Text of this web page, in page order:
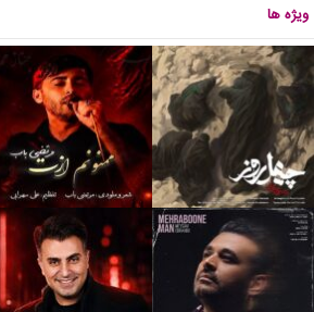
ویژه ها